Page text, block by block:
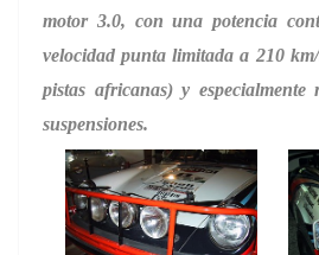
motor 3.0, con una potencia
velocidad punta limitada a 210
pistas africanas) y especialmente
suspensiones.